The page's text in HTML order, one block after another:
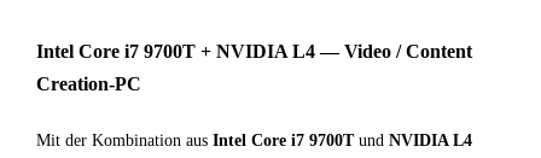
Intel Core i7 9700T + NVIDIA L4 — Video / Content
Creation-PC
Mit der Kombination aus Intel Core i7 9700Tund NVIDIA L4